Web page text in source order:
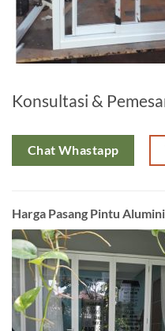
Konsultasi &
Chat Whastapp
Harga Pasang Pintu